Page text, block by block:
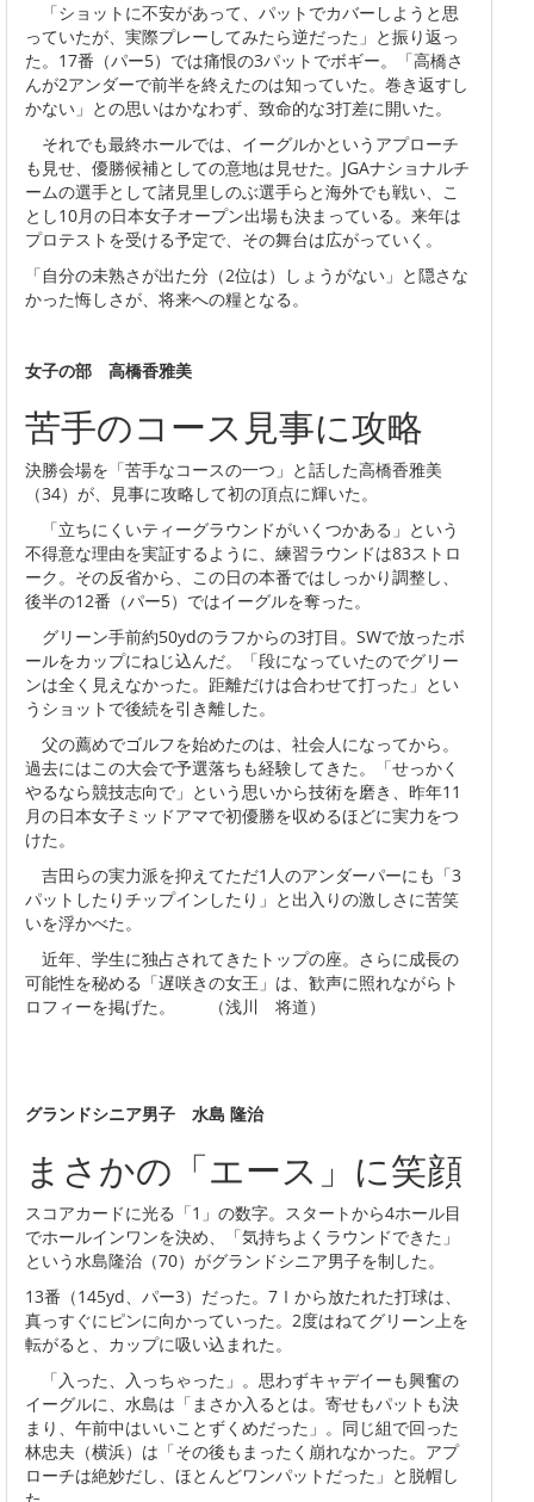
「ショットに不安があって、パットでカバーしようと思
っていたが、実際プレーしてみたら逆だった」と振り返っ
た。17番（パー5）では痛恨の3パットでボギー。「高橋さ
んが2アンダーで前半を終えたのは知っていた。巻き返すし
かない」との思いはかなわず、致命的な3打差に開いた。
それでも最終ホールでは、イーグルかというアプローチ
も見せ、優勝候補としての意地は見せた。JGAナショナルチ
ームの選手として諸見里しのぶ選手らと海外でも戦い、こ
とし10月の日本女子オープン出場も決まっている。来年は
プロテストを受ける予定で、その舞台は広がっていく。
「自分の未熟さが出た分（2位は）しょうがない」と隠さな
かった悔しさが、将来への糧となる。
女子の部 高橋香雅美
苦手のコース見事に攻略
決勝会場を「苦手なコースの一つ」と話した高橋香雅美
（34）が、見事に攻略して初の頂点に輝いた。
「立ちにくいティーグラウンドがいくつかある」という
不得意な理由を実証するように、練習ラウンドは83ストロ
ーク。その反省から、この日の本番ではしっかり調整し、
後半の12番（パー5）ではイーグルを奪った。
グリーン手前約50ydのラフからの3打目。SWで放ったボ
ールをカップにねじ込んだ。「段になっていたのでグリー
ンは全く見えなかった。距離だけは合わせて打った」とい
うショットで後続を引き離した。
父の薦めでゴルフを始めたのは、社会人になってから。
過去にはこの大会で予選落ちも経験してきた。「せっかく
やるなら競技志向で」という思いから技術を磨き、昨年11
月の日本女子ミッドアマで初優勝を収めるほどに実力をつ
けた。
吉田らの実力派を抑えてただ1人のアンダーパーにも「3
パットしたりチップインしたり」と出入りの激しさに苦笑
いを浮かべた。
近年、学生に独占されてきたトップの座。さらに成長の
可能性を秘める「遅咲きの女王」は、歓声に照れながらト
ロフィーを掲げた。 （浅川 将道）
グランドシニア男子 水島 隆治
まさかの「エース」に笑顔
スコアカードに光る「1」の数字。スタートから4ホール目
でホールインワンを決め、「気持ちよくラウンドできた」
という水島隆治（70）がグランドシニア男子を制した。
13番（145yd、パー3）だった。7Ⅰから放たれた打球は、
真っすぐにピンに向かっていった。2度はねてグリーン上を
転がると、カップに吸い込まれた。
「入った、入っちゃった」。思わずキャデイーも興奮の
イーグルに、水島は「まさか入るとは。寄せもパットも決
まり、午前中はいいことずくめだった」。同じ組で回った
林忠夫（横浜）は「その後もまったく崩れなかった。アプ
ローチは絶妙だし、ほとんどワンパットだった」と脱帽し